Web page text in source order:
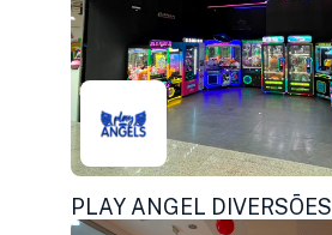
PLAY ANGEL DIVERSÕES